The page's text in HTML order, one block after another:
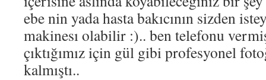
ebe nin yada hasta bakıcının sizden
makinesı olabilir :).. ben telefonu
çıktığımız için gül gibi profesyonel
kalmıştı..